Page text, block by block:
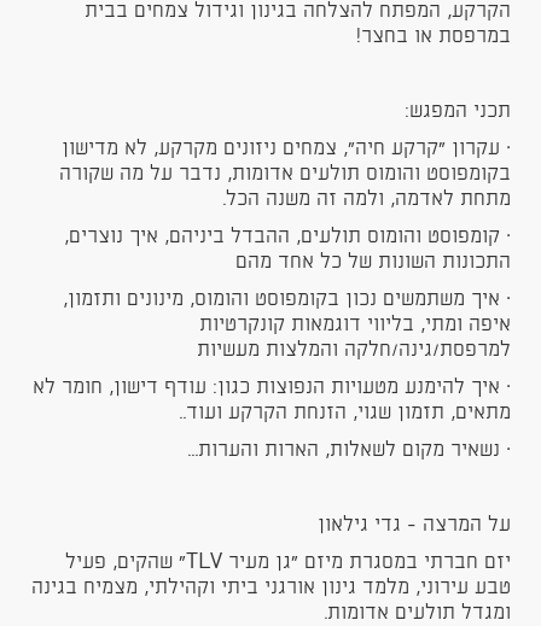
הקרקע, המפתח להצלחה בגינון וגידול צמחים בבית
במרפסת או בחצר!
תכני המפגש:
· עקרון “קרקע חיה", צמחים ניזונים מקרקע, לא מדישון
בקומפוסט והומוס תולעים אדומות, נדבר על מה שקורה
מתחת לאדמה, ולמה זה משנה הכל.
· קומפוסט והומוס תולעים, ההבדל ביניהם, איך נוצרים,
התכונות השונות של כל אחד מהם
· איך משתמשים נכון בקומפוסט והומוס, מינונים ותזמון,
איפה ומתי, בליווי דוגמאות קונקרטיות
למרפסת/גינה/חלקה והמלצות מעשיות
· איך להימנע מטעויות הנפוצות כגון: עודף דישון, חומר לא
מתאים, תזמון שגוי, הזנחת הקרקע ועוד..
· נשאיר מקום לשאלות, הארות והערות...
על המרצה - גדי גילאון
יזם חברתי במסגרת מיזם "גן מעיר TLV" שהקים, פעיל
טבע עירוני, מלמד גינון אורגני ביתי וקהילתי, מצמיח בגינה
ומגדל תולעים אדומות.